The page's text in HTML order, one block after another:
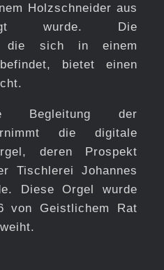
Holzschneider aus
wurde. Die
die sich in einem
bietet einen
Begleitung der
die digitale
deren Prospekt
Tischlerei Johannes
Diese Orgel wurde
von Geistlichem Rat